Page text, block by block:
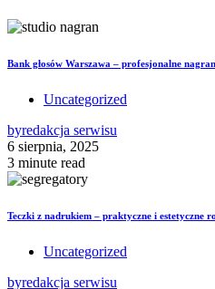
Bank głosów Warszawa – profesjonalne
Uncategorized
byredakcja serwisu
6 sierpnia, 2025
3 minute read
Teczki z nadrukiem – praktyczne i estetyczne
Uncategorized
byredakcja serwisu